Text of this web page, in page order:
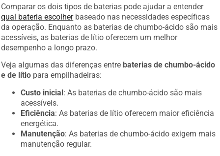
Comparar os dois tipos de baterias pode ajudar a entender
qual bateria escolherbaseado nas necessidades específicas
da operação. Enquanto as baterias de chumbo-ácido são mais
acessíveis, as baterias de lítio oferecem um melhor
desempenho a longo prazo.
Veja algumas das diferenças entre baterias de chumbo-ácido
e de lítio para empilhadeiras:
Custo inicial: As baterias de chumbo-ácido são mais
acessíveis.
Eficiência: As baterias de lítio oferecem maior eficiência
energética.
Manutenção: As baterias de chumbo-ácido exigem mais
manutenção regular.